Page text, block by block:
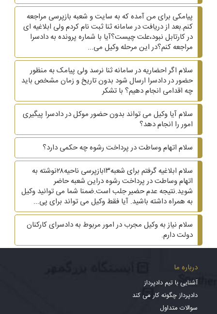
پیامکی برای من آمده که به سایت و شعبه بازپرسی مراجعه
کنم.بعد از دریافت در سامانه ثنا ثبت نام کردم ولی ابلاغیه ای
در کارتابل نبود،علت چیست؟آیا با شماره پرونده به دادسرا
مراجعه کنم؟در این مرحله وکیل می...
سلام اگر احضاریه در سامانه ثنا نرسد ولی پیامک به منظور
حضور در دادسرا ارسال شود بدون تاریخ و زمان مشخص باید
چه اقدامی انجام دهیم؟ با تشکر
سلام آیا وکیل می تواند بدون حضور موکل در دادسرا پیگیری
امور را انجام دهد؟
سلام اتهام وساطت در پرداخت رشوه چه حکمی دارد؟
سلام ابلاغیه گرفتم برای شعبه۱۳بازپرسی ناحیه۲۸نوشته به
اتهام وساطت در پرداخت رشوه دراین شعبه حاضر
شوید.نتیجه عدم حضیر جلب است.ضمنا شما می توانید وکیل
به همراه داشته باشید. آیا فقط وکیل می تواند برای پی...
سلام نیاز به وکیل مجرب در امور مربوط به دادسرای کارکنان
دولت دارم.
درباره ما
آشنایی با تیم دادپرداز
دادپرداز چگونه کار می کند
سوالات متداول